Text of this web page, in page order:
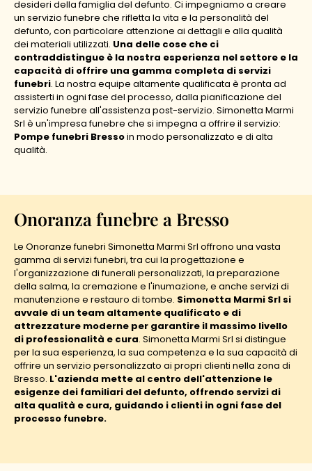
desideri della famiglia del defunto. Ci impegniamo a creare
un servizio funebre che rifletta la vita e la personalità del
defunto, con particolare attenzione ai dettagli e alla qualità
dei materiali utilizzati. Una delle cose che ci
contraddistingue è la nostra esperienza nel settore e la
capacità di offrire una gamma completa di servizi
funebri. La nostra equipe altamente qualificata è pronta ad
assisterti in ogni fase del processo, dalla pianificazione del
servizio funebre all'assistenza post-servizio. Simonetta Marmi
Srl è un'impresa funebre che si impegna a offrire il servizio:
Pompe funebri Bressoin modo personalizzato e di alta
qualità.
Onoranza funebre a Bresso
Le Onoranze funebri Simonetta Marmi Srl offrono una vasta
gamma di servizi funebri, tra cui la progettazione e
l'organizzazione di funerali personalizzati, la preparazione
della salma, la cremazione e l'inumazione, e anche servizi di
manutenzione e restauro di tombe. Simonetta Marmi Srl si
avvale di un team altamente qualificato e di
attrezzature moderne per garantire il massimo livello
di professionalità e cura. Simonetta Marmi Srl si distingue
per la sua esperienza, la sua competenza e la sua capacità di
offrire un servizio personalizzato ai propri clienti nella zona di
Bresso. L'azienda mette al centro dell'attenzione le
esigenze dei familiari del defunto, offrendo servizi di
alta qualità e cura, guidando i clienti in ogni fase del
processo funebre.